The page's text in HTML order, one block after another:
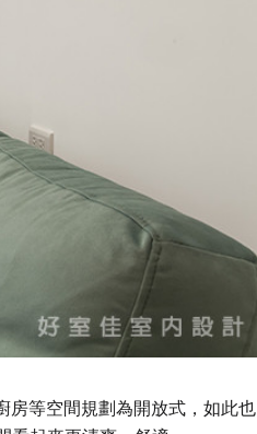
房等空間規劃為開放式，如此也